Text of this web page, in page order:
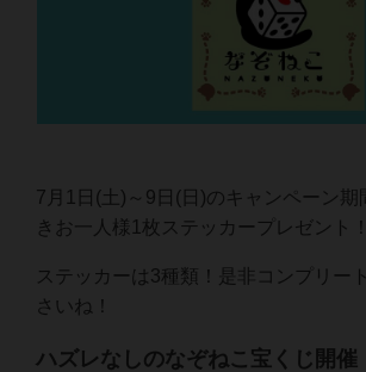
7月1日(土)～9日(日)のキャンペーン期
きお一人様1枚ステッカープレゼント！
ステッカーは3種類！是非コンプリー
さいね！
ハズレなしのなぞねこ宝くじ開催